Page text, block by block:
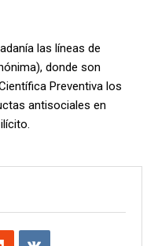
las líneas de
donde son
Preventiva los
antisociales en